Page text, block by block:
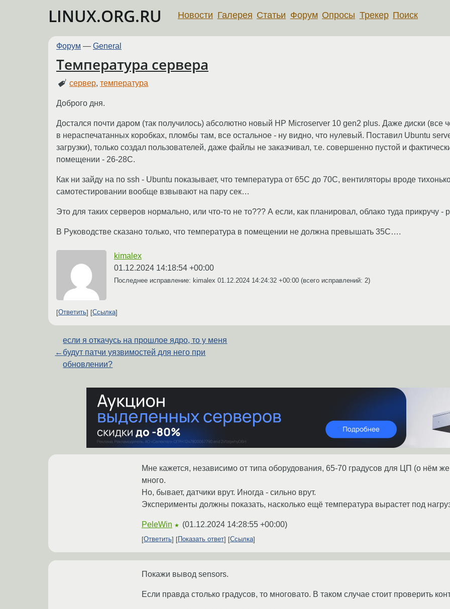
LINUX.ORG.RU Новости Галерея Статьи Форум Опросы Трекер Поиск
Форум — General
Температура сервера
сервер,температура
Доброго дня.
Достался почти даром (так получилось) абсолютно новый HP Microserver 10 gen2 plus. Даже диски (все
в нераспечатанных коробках, пломбы там, все остальное - ну видно, что нулевый. Поставил Ubuntu
загрузки), только создал пользователей, даже файлы не заказчивал, т.е. совершенно пустой и
помещении - 26-28С.
Как ни зайду на по ssh - Ubuntu показывает, что температура от 65С до 70С, вентиляторы вроде
самотестировании вообще взвывают на пару сек…
Это для таких серверов нормально, или что-то не то??? А если, как планировал, облако туда прикручу -
В Руководстве сказано только, что температура в помещении не должна превышать 35С….
kimalex
01.12.2024 14:18:54 +00:00
Последнее исправление: kimalex 01.12.2024 14:24:32 +00:00 (всего исправлений: 2)
Ответить Ссылка
←
если я откачусь на прошлое ядро, то у меня
будут патчи уязвимостей для него при
обновлении?
Мне кажется, независимо от типа оборудования, 65-70 градусов для ЦП (о нём же
много.
Но, бывает, датчики врут. Иногда - сильно врут.
Эксперименты должны показать, насколько ещё температура вырастет под
PeleWin ★ (01.12.2024 14:28:55 +00:00)
Ответить Показать ответ Ссылка
Покажи вывод sensors.
Если правда столько градусов, то многовато. В таком случае стоит проверить